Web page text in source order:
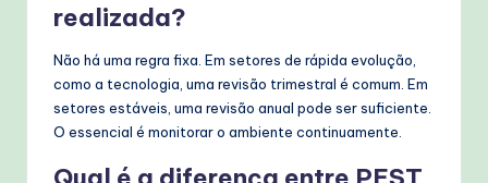
realizada?
Não há uma regra fixa. Em setores de rápida evolução,
como a tecnologia, uma revisão trimestral é comum. Em
setores estáveis, uma revisão anual pode ser suficiente.
O essencial é monitorar o ambiente continuamente.